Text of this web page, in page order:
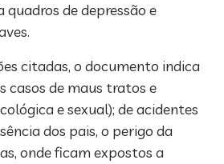
de depressão e
citadas, o documento indica
casos de maus tratos e
e sexual); de acidentes
dos pais, o perigo da
onde ficam expostos a